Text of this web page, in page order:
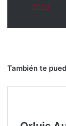
2023
También te